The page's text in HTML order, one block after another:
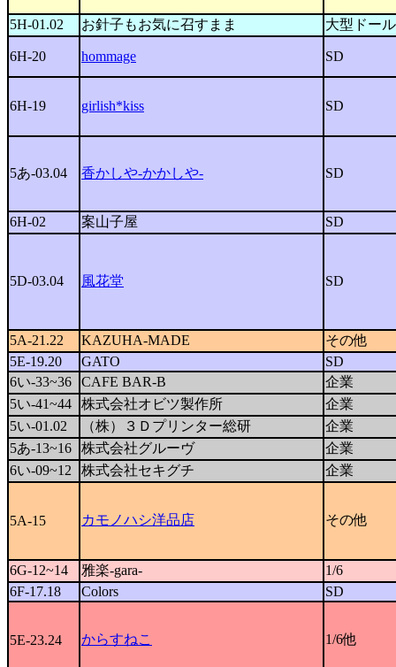
5H-01.02 お針子もお気に召すまま 大型ドール
6H-20 hommage SD
6H-19 girlish*kiss SD
5あ-03.04 香かしや-かかしや- SD
6H-02 案山子屋 SD
5D-03.04 風花堂 SD
5A-21.22 KAZUHA-MADE
その他
5E-19.20
GATO
SD
6い-33~36
CAFE BAR-B
企業
5い-41~44
株式会社オビツ製作所
企業
5い-01.02
（株）３Ｄプリンター総研
企業
5あ-13~16
株式会社グルーヴ
企業
6い-09~12
株式会社セキグチ 企業
5A-15 カモノハシ洋品店 その他
6G-12~14 雅楽-gara-
1/6
6F-17.18
Colors SD
5E-23.24 からすねこ 1/6他